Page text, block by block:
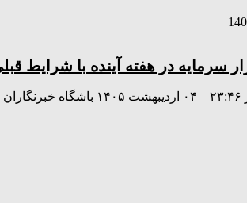
سرمایه در هفته آینده با شرایط